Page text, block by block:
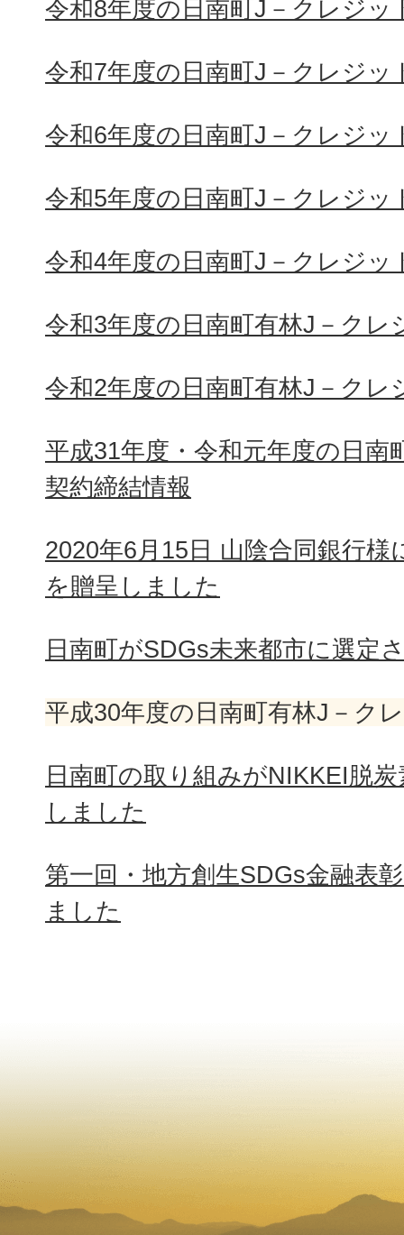
令和8年度の日南町J－クレジッ
令和7年度の日南町J－クレジッ
令和6年度の日南町J－クレジッ
令和5年度の日南町J－クレジッ
令和4年度の日南町J－クレジッ
令和3年度の日南町有林J－クレ
令和2年度の日南町有林J－クレ
平成31年度・令和元年度の日南
契約締結情報
2020年6月15日 山陰合同銀行
を贈呈しました
日南町がSDGs未来都市に選定
平成30年度の日南町有林J－ク
日南町の取り組みがNIKKEI脱
しました
第一回・地方創生SDGs金融表
ました